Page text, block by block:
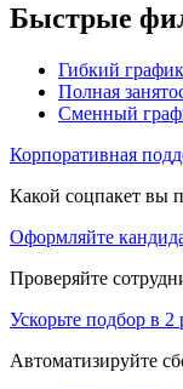
Быстрые
Гибкий график
Полная
Сменный
Корпоративная
Какой соцпакет вы
Оформляйте
Проверяйте
Ускорьте подбор в 2
Автоматизируйте